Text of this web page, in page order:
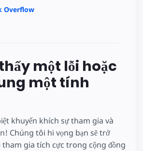
Overflow
một lỗi hoặc
một tính
khuyến khích sự tham gia và
Chúng tôi hi vọng bạn sẽ trở
gia tích cực trong cộng đồng